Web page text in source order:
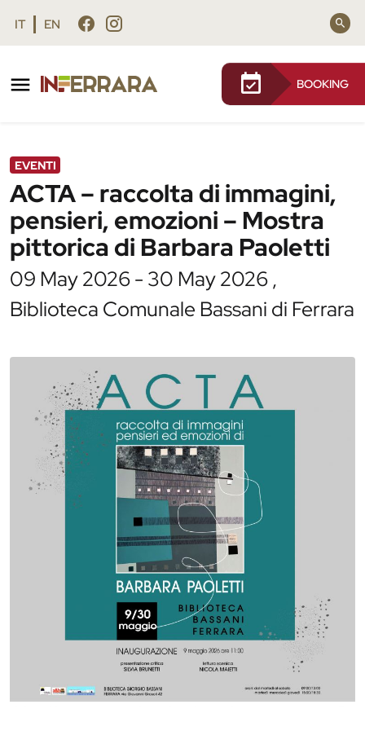
Vai al contenuto principale
Vai al footer
IT EN
BOOKING
ACTA – raccolta di immagini, pensieri,
EVENTI
ACTA – raccolta di immagini,
pensieri, emozioni – Mostra
pittorica di Barbara Paoletti
09 May 2026 - 30 May 2026 ,
Biblioteca Comunale Bassani di Ferrara